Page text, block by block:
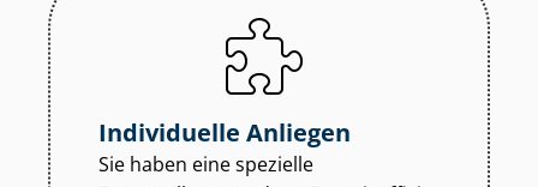
Individuelle Anliegen
Sie haben eine spezielle